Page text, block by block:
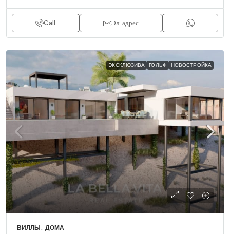
Call Эл. адрес
ЭКСКЛЮЗИВА ГОЛЬФ НОВОСТРОЙКА
ВИЛЛЫ, ДОМА